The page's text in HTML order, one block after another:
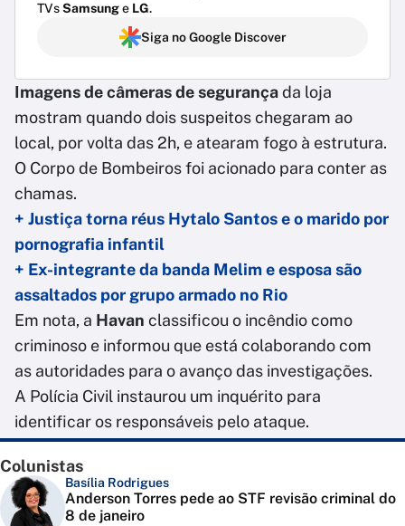
TVsSamsunge LG.
Siga no Google Discover
Imagens de câmeras de segurançada loja
mostram quando dois suspeitos chegaram ao
local, por volta das 2h, e atearam fogo à estrutura.
O Corpo de Bombeiros foi acionado para conter as
chamas.
+ Justiça torna réus Hytalo Santos e o marido por
pornografia infantil
+ Ex-integrante da banda Melim e esposa são
assaltados por grupo armado no Rio
Em nota, a Havan classificou o incêndio como
criminoso e informou que está colaborando com
as autoridades para o avanço das investigações.
A Polícia Civil instaurou um inquérito para
identificar os responsáveis pelo ataque.
Colunistas
Basília Rodrigues
Anderson Torres pede ao STF revisão criminal do
8 de janeiro